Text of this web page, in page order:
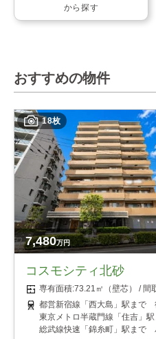
から探す
おすすめの物件
18枚
7,480万円
コスモシティ北砂
73.21㎡（壁芯）
都営新宿線「西大島」駅まで
東京メトロ半蔵門線「住吉
総武線快速「錦糸町」駅ま